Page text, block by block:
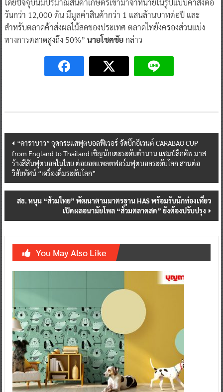
โดยปัจจุบันมีปริมาณสินค้าเกษตรเข้ามาจำหน่ายในรูปแบบค้าส่งต่อ
วันกว่า 12,000 ตัน มีมูลค่าสินค้ากว่า 1 แสนล้านบาทต่อปี และ
สำหรับตลาดค้าส่งผลไม้สดของประเทศ ตลาดไทยังครองส่วนแบ่ง
ทางการตลาดสูงถึง 50%” นายโชคชัยกล่าว
Post
navigation
“คาราบาว” จุดกระแสฟุตบอลฟีเวอร์ จัดบิ๊กอีเวนต์ CARABAO CUP
from England to Thailand เชิญนักเตะระดับตำนาน แชมป์ลีกคัพ มาส
ร้างสีสันฟุตบอลในไทย ต่อยอดแพลตฟอร์มฟุตบอลระดับโลก สานต่อ
วิสัยทัศน์ “เครื่องดื่มระดับโลก”
สธ. หนุน “ส้วมไทย” พัฒนาตามมาตรฐาน HAS พร้อมรับนักท่องเที่ยว
เปิดผลอนามัยโพล “ส้วมตลาดสด” ยังต้องปรับปรุง
You May Also Like